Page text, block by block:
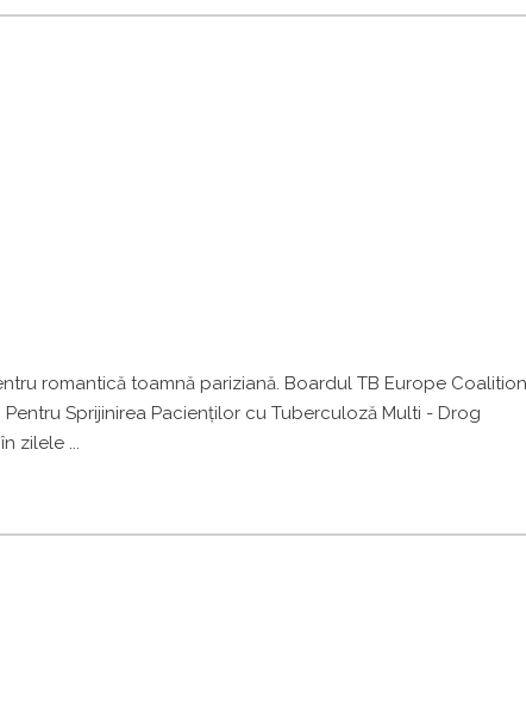
romantică toamnă pariziană. Boardul TB Europe
Sprijinirea Pacienţilor cu Tuberculoză Multi - Drog
zilele